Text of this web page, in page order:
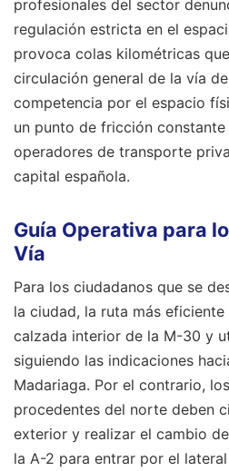
profesionales del sector
regulación estricta en el
provoca colas kilométricas
circulación general de la vía
competencia por el espacio
un punto de fricción
operadores de transporte
capital española.
Guía Operativa para
Vía
Para los ciudadanos que se
la ciudad, la ruta más
calzada interior de la M-30 y
siguiendo las indicaciones
Madariaga. Por el contrario,
procedentes del norte deben
exterior y realizar el cambio
la A-2 para entrar por el